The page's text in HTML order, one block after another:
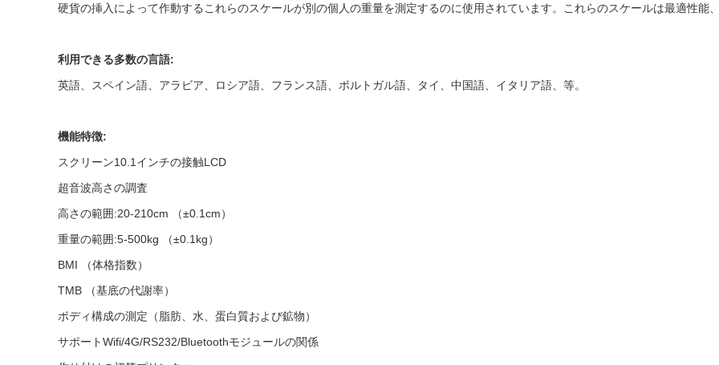
硬貨の挿入によって作動するこれらのスケールが別の個人の重量を測定するのに使用されています。これらのスケールは最適性
利用できる多数の言語:
英語、スペイン語、アラビア、ロシア語、フランス語、ポルトガル語、タイ、中国語、イタリア語、等。
機能特徴:
スクリーン10.1インチの接触LCD
超音波高さの調査
高さの範囲:20-210cm （±0.1cm）
重量の範囲:5-500kg （±0.1kg）
BMI （体格指数）
TMB （基底の代謝率）
ボディ構成の測定（脂肪、水、蛋白質および鉱物）
サポートWifi/4G/RS232/Bluetoothモジュールの関係